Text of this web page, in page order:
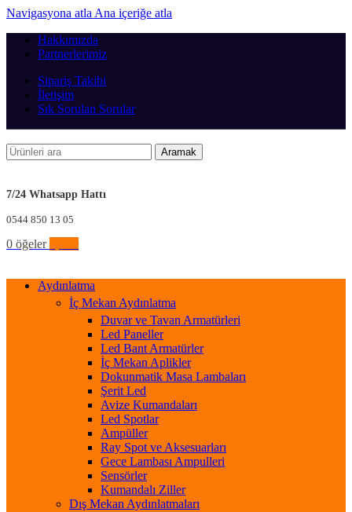
Navigasyona atla Ana içeriğe atla
Hakkımızda
Partnerlerimiz
Sipariş Takibi
İletişim
Sık Sorulan Sorular
Aramak
7/24 Whatsapp Hattı
0544 850 13 05
0 öğeler
Aydınlatma
İç Mekan Aydınlatma
Duvar ve Tavan Armatürleri
Led Paneller
Led Bant Armatürler
İç Mekan Aplikler
Dokunmatik Masa Lambaları
Şerit Led
Avize Kumandaları
Led Spotlar
Ampüller
Ray Spot ve Aksesuarları
Gece Lambası Ampulleri
Sensörler
Kumandalı Ziller
Dış Mekan Aydınlatmaları